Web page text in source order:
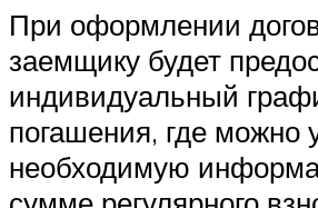
При оформлении
заемщику будет
индивидуальный
погашения, где можно
необходимую